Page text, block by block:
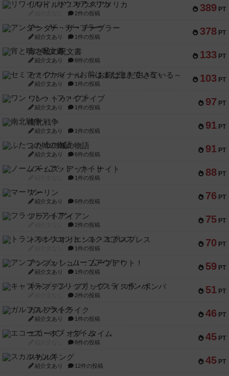
389 PT
リワイルド：サウスアメリカ
2件の投稿
378 PT
アンダー・ザ・テーブラー
紹介文あり 1件の投稿
133 PT
宵と暁の呪文書
紹介文あり 8件の投稿
103 PT
セミファイナル ～お前はまだ生きている～
紹介文あり 1件の投稿
97 PT
ワン・トゥ・ファイブ
紹介文あり 1件の投稿
91 PT
南北戦争
紹介文あり 1件の投稿
91 PT
ふたつの城の物語
紹介文あり 6件の投稿
88 PT
ノームズ・アット・ナイト
1件の投稿
76 PT
マーリン
紹介文あり 6件の投稿
75 PT
フラットアイアン
2件の投稿
70 PT
トランスオリエント・エクスプレス
1件の投稿
59 PT
アンブッシュ！：ムーブアウト！
紹介文あり 1件の投稿
51 PT
キャプテン・フリップ：イスラ・ボンバ
2件の投稿
46 PT
ガルフストライク
紹介文あり 1件の投稿
45 PT
エコーズ・オブ・タイム
8件の投稿
45 PT
スカルキング
紹介文あり 12件の投稿